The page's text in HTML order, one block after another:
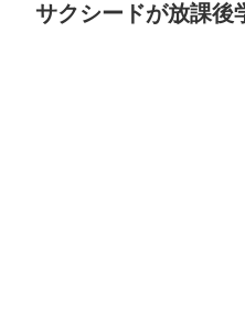
サクシードが放課後